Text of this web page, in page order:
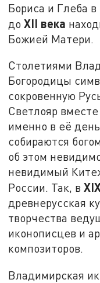
Бориса и Глеба
доXII века
Божией Матери.
Столетиями
Богородицы
сокровенную
Светлояр
именно в её
собираются
об этом
невидимый
России. Так, в
древнерусская
творчества
иконописцев и
композиторов.
Владимирская